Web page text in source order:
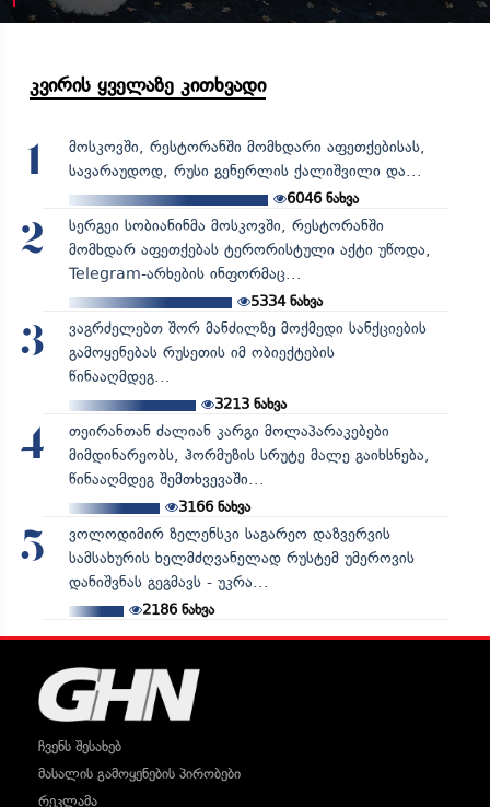
კვირის ყველაზე კითხვადი
1
მოსკოვში, რესტორანში მომხდარი აფეთქებისას,
სავარაუდოდ, რუსი გენერლის ქალიშვილი და...
6046ნახვა
2
სერგეი სობიანინმა მოსკოვში, რესტორანში
მომხდარ აფეთქებას ტერორისტული აქტი უწოდა,
Telegram-არხების ინფორმაც...
5334ნახვა
3
ვაგრძელებთ შორ მანძილზე მოქმედი სანქციების
გამოყენებას რუსეთის იმ ობიექტების
წინააღმდეგ...
3213ნახვა
4
თეირანთან ძალიან კარგი მოლაპარაკებები
მიმდინარეობს, ჰორმუზის სრუტე მალე გაიხსნება,
წინააღმდეგ შემთხვევაში...
3166ნახვა
5
ვოლოდიმირ ზელენსკი საგარეო დაზვერვის
სამსახურის ხელმძღვანელად რუსტემ უმეროვის
დანიშვნას გეგმავს - უკრა...
2186ნახვა
ჩვენს შესახებ
მასალის გამოყენების პირობები
რეკლამა